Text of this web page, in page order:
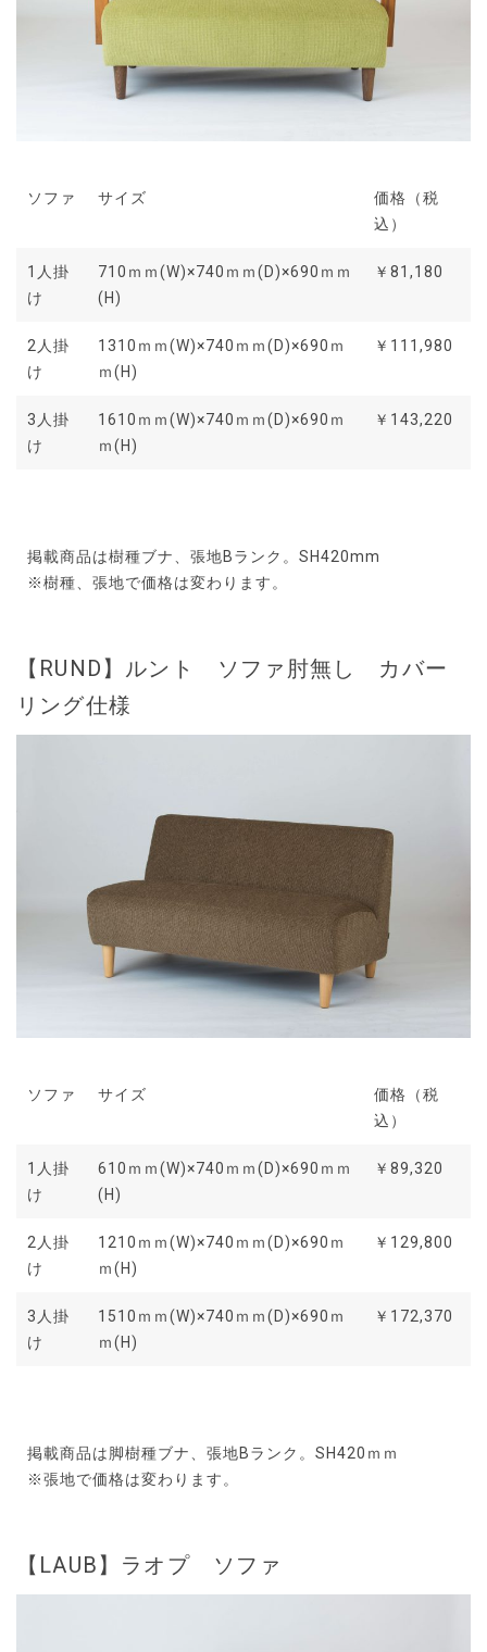
ソファ サイズ
価格（税
込）
1人掛
け
710ｍｍ(W)×740ｍｍ(D)×690ｍｍ
(H)
￥81,180
2人掛
け
1310ｍｍ(W)×740ｍｍ(D)×690ｍ
ｍ(H)
￥111,980
3人掛
け
1610ｍｍ(W)×740ｍｍ(D)×690ｍ
ｍ(H)
￥143,220
掲載商品は樹種ブナ、張地Bランク。SH420mm
※樹種、張地で価格は変わります。
【RUND】ルント ソファ肘無し カバー
リング仕様
ソファ サイズ
価格（税
込）
1人掛
け
610ｍｍ(W)×740ｍｍ(D)×690ｍｍ
(H)
￥89,320
2人掛
け
1210ｍｍ(W)×740ｍｍ(D)×690ｍ
ｍ(H)
￥129,800
3人掛
け
1510ｍｍ(W)×740ｍｍ(D)×690ｍ
ｍ(H)
￥172,370
掲載商品は脚樹種ブナ、張地Bランク。SH420ｍｍ
※張地で価格は変わります。
【LAUB】ラオプ ソファ